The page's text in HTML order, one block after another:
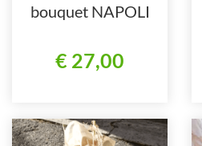
bouquet NAPOLI
€ 27,00